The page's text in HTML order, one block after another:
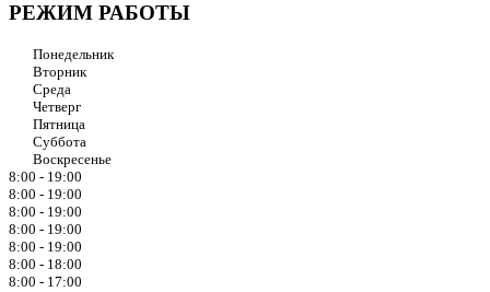
РЕЖИМ РАБОТЫ
Понедельник
Вторник
Среда
Четверг
Пятница
Суббота
Воскресенье
8:00 - 19:00
8:00 - 19:00
8:00 - 19:00
8:00 - 19:00
8:00 - 19:00
8:00 - 18:00
8:00 - 17:00